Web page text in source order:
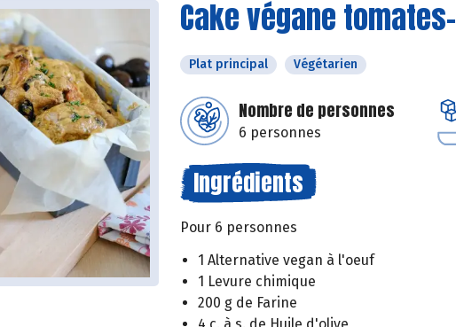
Cake végane
Plat principal Végétarien
Nombre de personnes
6 personnes
Ingrédients
Pour 6 personnes
1 Alternative vegan à l'oeuf
1 Levure chimique
200 g de Farine